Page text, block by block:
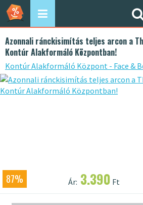
Azonnali ránckisimítás teljes arcon a
Kontúr Alakformáló Központban!
Kontúr Alakformáló Központ - Face &
87% Ár: 3.390 Ft